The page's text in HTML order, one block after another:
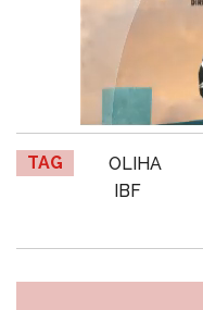
TAG OLIHA
IBF